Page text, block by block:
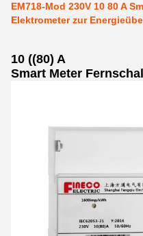
EM718-Mod 230V 10 80 A
Elektrometer zur
10 ((80) A
Smart Meter